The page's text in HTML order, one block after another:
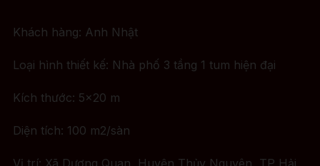
Khách hàng: Anh Nhật
Loại hình thiết kế: Nhà phố 3 tầng 1 tum hiện đại
Kích thước: 5×20 m
Diện tích: 100 m2/sàn
Vị trí: Xã Dương Quan, Huyện Thủy Nguyên, TP Hải